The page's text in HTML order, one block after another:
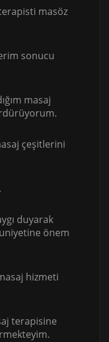
masöz
sonucu
masaj
çeşitlerini
duyarak
önem
hizmeti
terapisine